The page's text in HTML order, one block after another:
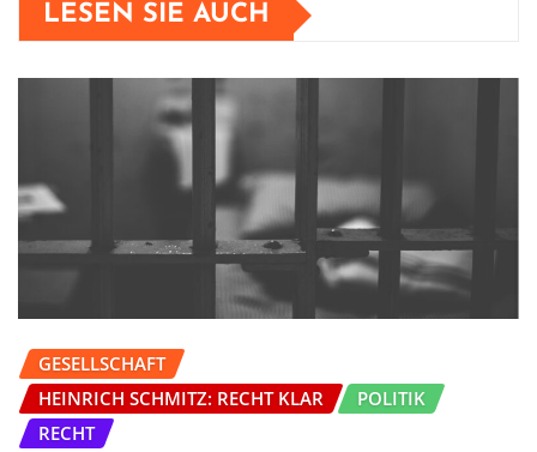
LESEN SIE AUCH
GESELLSCHAFT
HEINRICH SCHMITZ: RECHT KLAR
POLITIK
RECHT